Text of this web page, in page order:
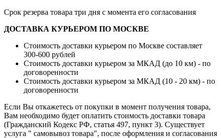
Срок резерва товара три дня с момента его согласования
ДОСТАВКА КУРЬЕРОМ ПО МОСКВЕ
Стоимость доставки курьером по Москве составляет
300-600 рублей
Стоимость доставки курьером за МКАД (до 10 км) - по
договоренности
Стоимость доставки курьером за МКАД (10 - 20 км) - по
договоренности
Если Вы откажетесь от покупки в момент получения товара,
Вам необходимо будет оплатить стоимость доставки товара
(Гражданский Кодекс РФ, статья 497, пункт 3). Существует
услуга " самовывоз товара", после оформления и согласования